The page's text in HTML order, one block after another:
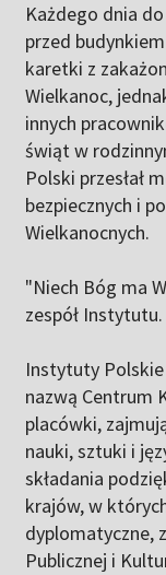
Każdego dnia
przed
karetki z
Wielkanoc,
innych
świąt w
Polski przesłał
bezpiecznych i
Wielkanocnych.
"Niech Bóg ma
zespół Instytutu.
Instytuty
nazwą Centrum
placówki,
nauki, sztuki i
składania
krajów, w
dyplomatyczne,
Publicznej i